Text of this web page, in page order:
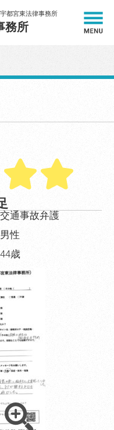
都宮東法律事務所
務所
交通事故弁護
男性
44歳